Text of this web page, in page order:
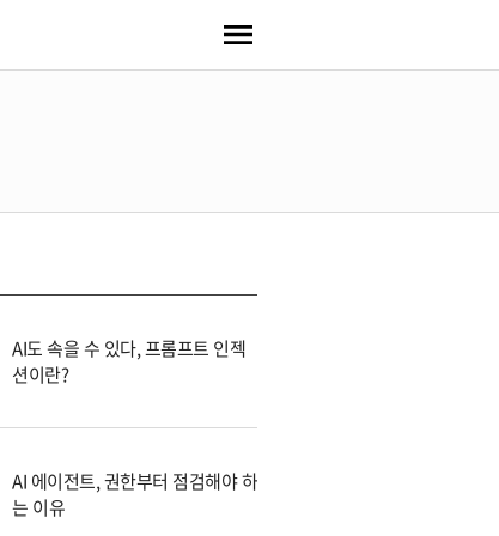
AI도 속을 수 있다, 프롬프트 인젝
션이란?
AI 에이전트, 권한부터 점검해야 하
는 이유